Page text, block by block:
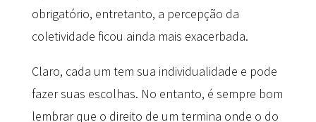
obrigatório, entretanto, a percepção da
coletividade ficou ainda mais exacerbada.
Claro, cada um tem sua individualidade e pode
fazer suas escolhas. No entanto, é sempre bom
lembrar que o direito de um termina onde o do